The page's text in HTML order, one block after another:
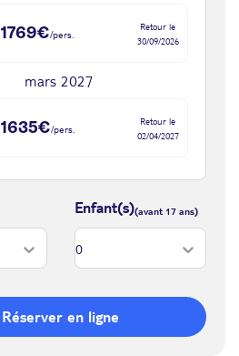
1769€/pers.
Retour le
30/09/2026
mars 2027
1635€/pers.
Retour le
02/04/2027
avr. 2027
Retour le
19/04/2027
01/05/2027
mai 2027
Enfant(s)
Réserver en ligne